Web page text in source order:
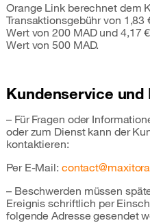
Orange Link berechnet dem
Transaktionsgebühr von
Wert von 200 MAD und 4,17
Wert von 500 MAD.
Kundenservice und
– Für Fragen oder
oder zum Dienst kann der
kontaktieren:
Per E-Mail:
– Beschwerden müssen
Ereignis schriftlich per
folgende Adresse gesendet